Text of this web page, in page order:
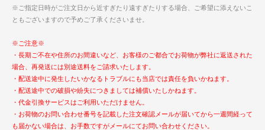
※ご指定日時がご注文日から近すぎたり遠すぎたりする場合、ご希望に添えないこ
ともございますので予めご了承くださいませ。
※ご注意※
・長期ご不在や住所のお間違いなど、お客様のご都合でお荷物が弊社に返送された
場合、再発送には別途送料をご請求いたします。
・配送途中に発生したいかなるトラブルにも当店では責任を負いかねます。
・配送途中での破損や紛失につきましては補償いたしかねます。
・代金引換サービスはご利用いただけません。
・お荷物のお問い合わせ番号を記載した注文確認メールが届いてから一週間経って
も届かない場合は、お手数ですがメールにてお問い合わせください。